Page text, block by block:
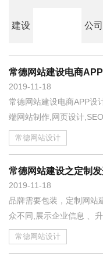
建设 公司
11-18
2019
常德网站建设电商
常德网站建设电商APP设
端网站制作,网页设计
设计案例,高端专业网站制
规范，包括视觉图片和产
常德网站设计
11-18
2019
常德网站建设之定制
品牌需要包装，定制网站
众不同,展示企业信息 、
一般的网站没有特点，风
录，不利于推广服务器空
常德网站设计